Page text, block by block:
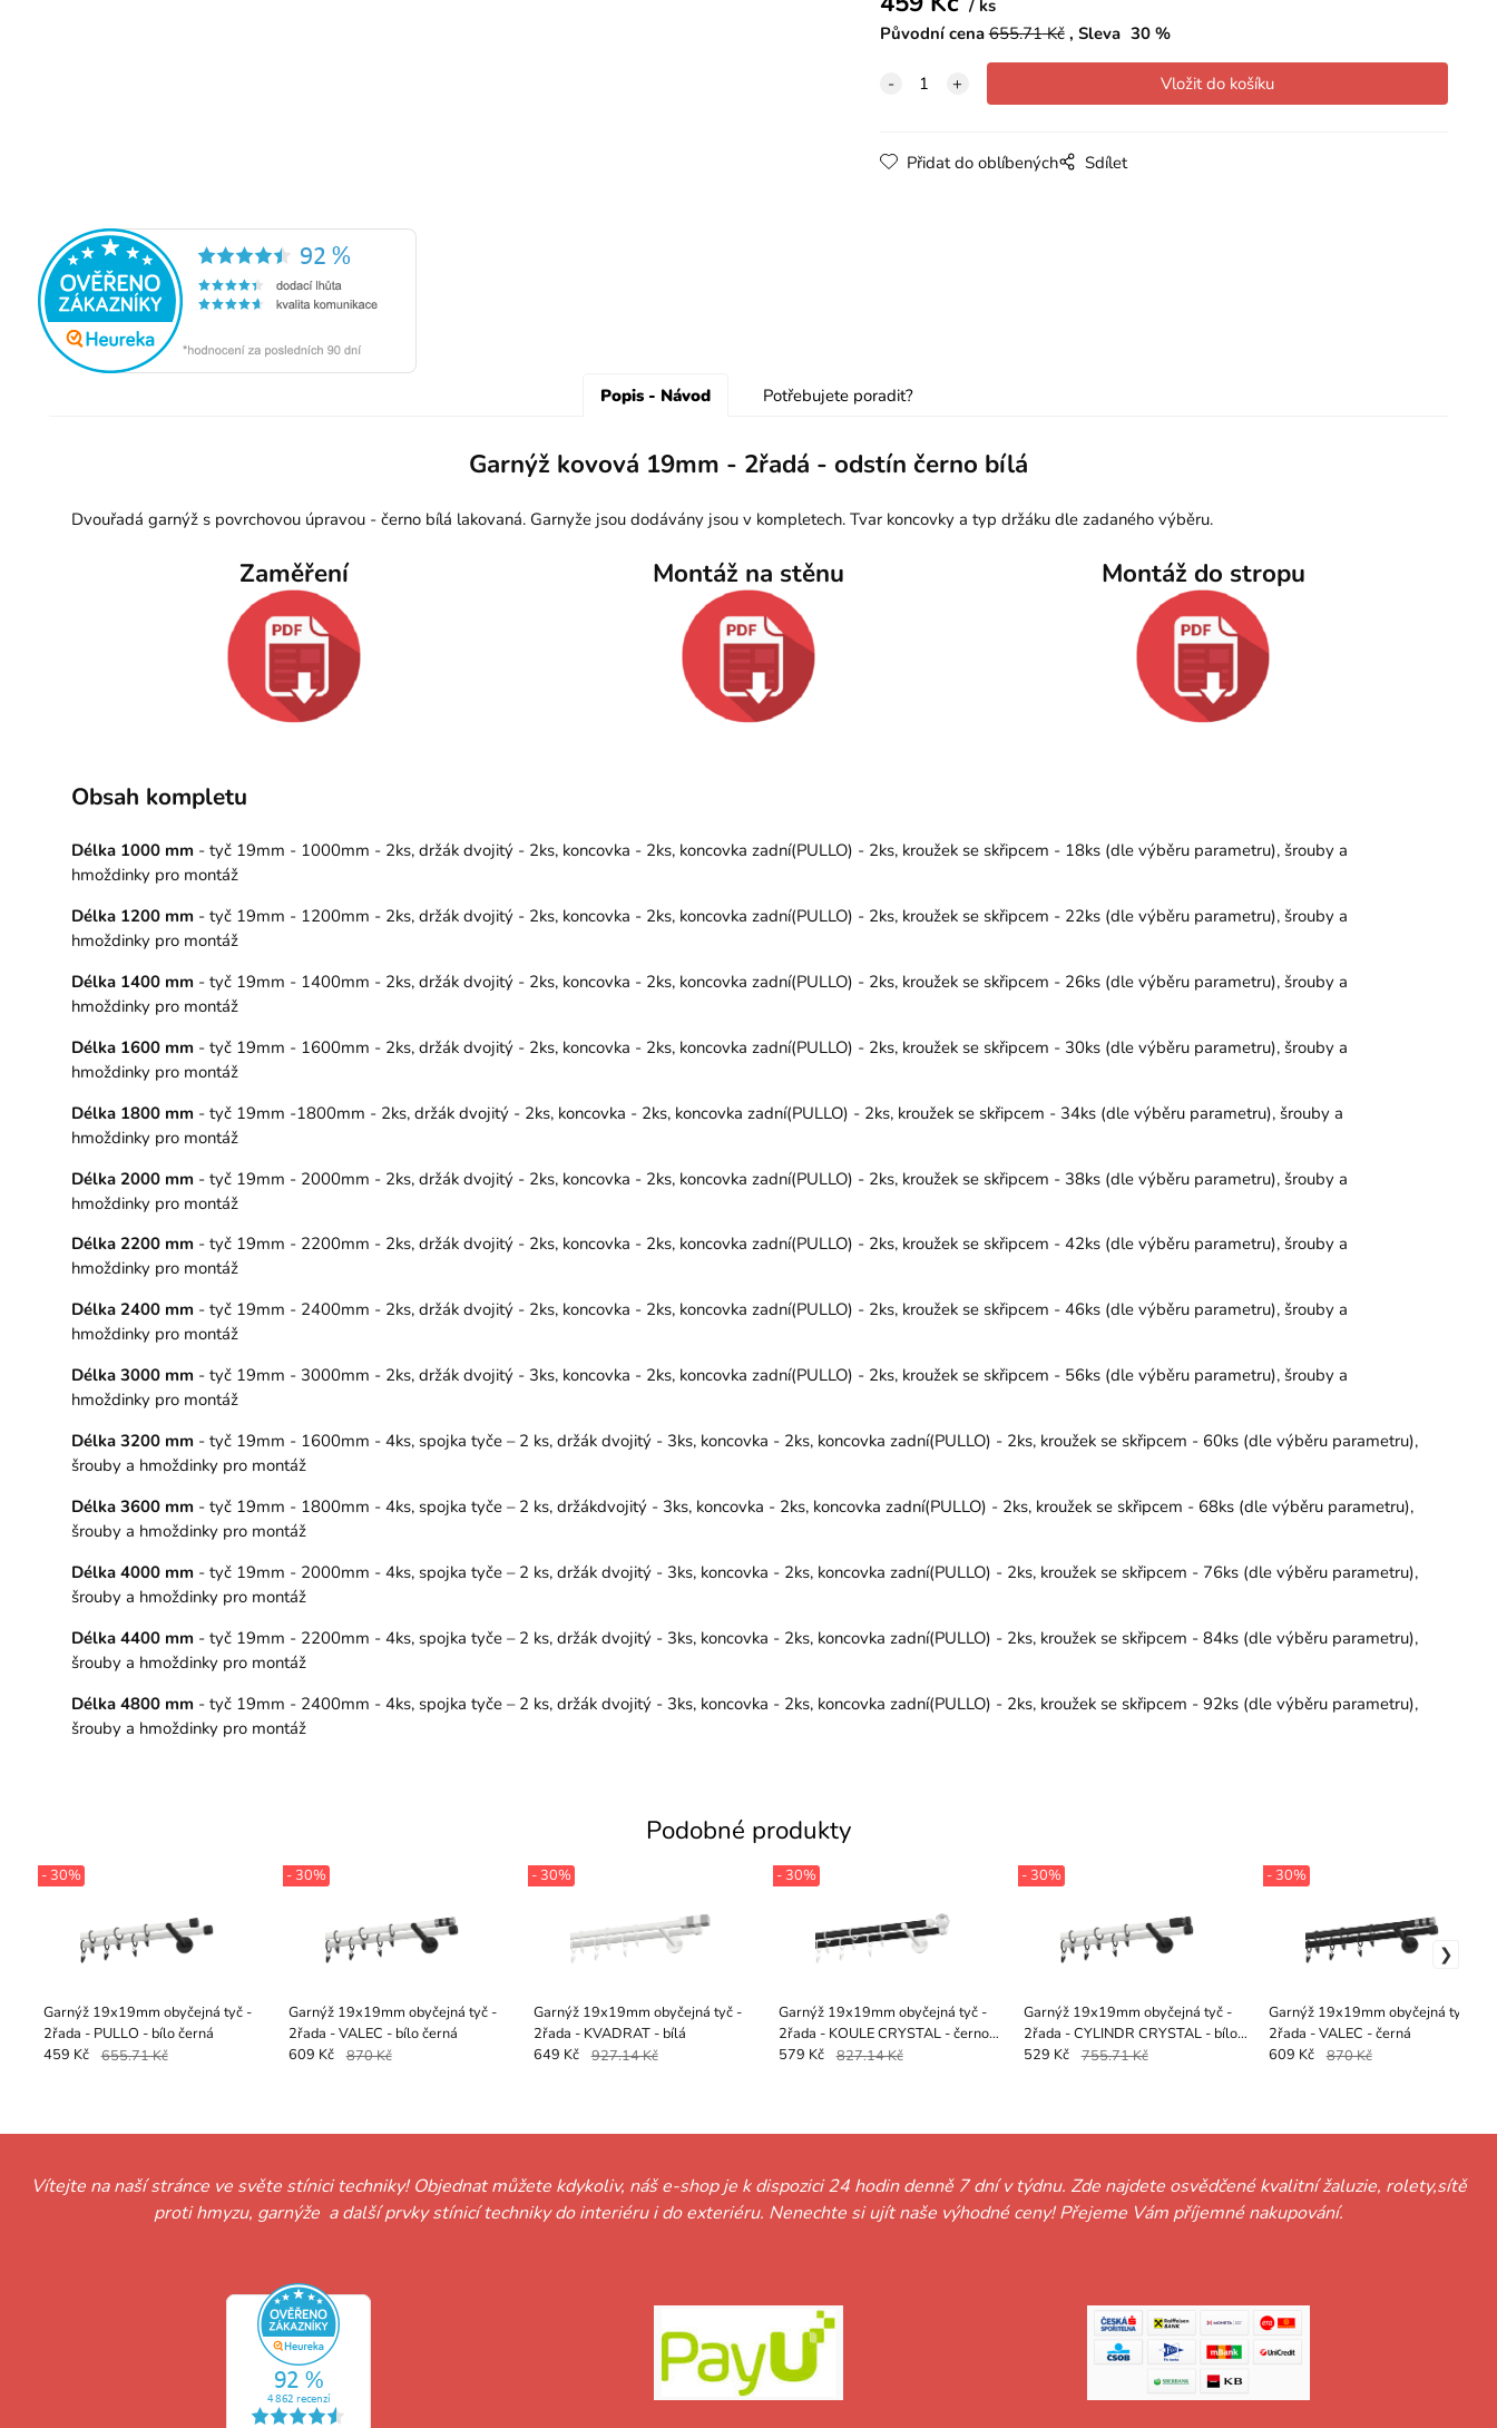
ks
Původní cena 655.71Kč Sleva 30%
Přidat do oblíbených Sdílet
Popis - Návod Potřebujete poradit?
Garnýž kovová 19mm - 2řadá - odstín černo bílá
Dvouřadá garnýž s povrchovou úpravou - černo bílá lakovaná. Garnyže jsou dodávány jsou v kompletech. Tvar koncovky a typ držáku dle zadaného výběru.
Zaměření Montáž na stěnu Montáž do stropu
Obsah kompletu
Délka 1000 mm - tyč 19mm - 1000mm - 2ks, držák dvojitý - 2ks, koncovka - 2ks, koncovka zadní(PULLO) - 2ks, kroužek se skřipcem - 18ks (dle výběru parametru), šrouby a
hmoždinky pro montáž
Délka 1200 mm - tyč 19mm - 1200mm - 2ks, držák dvojitý - 2ks, koncovka - 2ks, koncovka zadní(PULLO) - 2ks, kroužek se skřipcem - 22ks (dle výběru parametru), šrouby a
hmoždinky pro montáž
Délka 1400 mm - tyč 19mm - 1400mm - 2ks, držák dvojitý - 2ks, koncovka - 2ks, koncovka zadní(PULLO) - 2ks, kroužek se skřipcem - 26ks (dle výběru parametru), šrouby a
hmoždinky pro montáž
Délka 1600 mm - tyč 19mm - 1600mm - 2ks, držák dvojitý - 2ks, koncovka - 2ks, koncovka zadní(PULLO) - 2ks, kroužek se skřipcem - 30ks (dle výběru parametru), šrouby a
hmoždinky pro montáž
Délka 1800 mm - tyč 19mm -1800mm - 2ks, držák dvojitý - 2ks, koncovka - 2ks, koncovka zadní(PULLO) - 2ks, kroužek se skřipcem - 34ks (dle výběru parametru), šrouby a
hmoždinky pro montáž
Délka 2000 mm - tyč 19mm - 2000mm - 2ks, držák dvojitý - 2ks, koncovka - 2ks, koncovka zadní(PULLO) - 2ks, kroužek se skřipcem - 38ks (dle výběru parametru), šrouby a
hmoždinky pro montáž
Délka 2200 mm - tyč 19mm - 2200mm - 2ks, držák dvojitý - 2ks, koncovka - 2ks, koncovka zadní(PULLO) - 2ks, kroužek se skřipcem - 42ks (dle výběru parametru), šrouby a
hmoždinky pro montáž
Délka 2400 mm - tyč 19mm - 2400mm - 2ks, držák dvojitý - 2ks, koncovka - 2ks, koncovka zadní(PULLO) - 2ks, kroužek se skřipcem - 46ks (dle výběru parametru), šrouby a
hmoždinky pro montáž
Délka 3000 mm - tyč 19mm - 3000mm - 2ks, držák dvojitý - 3ks, koncovka - 2ks, koncovka zadní(PULLO) - 2ks, kroužek se skřipcem - 56ks (dle výběru parametru), šrouby a
hmoždinky pro montáž
Délka 3200 mm - tyč 19mm - 1600mm - 4ks, spojka tyče – 2 ks, držák dvojitý - 3ks, koncovka - 2ks, koncovka zadní(PULLO) - 2ks, kroužek se skřipcem - 60ks (dle výběru parametru),
šrouby a hmoždinky pro montáž
Délka 3600 mm - tyč 19mm - 1800mm - 4ks, spojka tyče – 2 ks, držákdvojitý - 3ks, koncovka - 2ks, koncovka zadní(PULLO) - 2ks, kroužek se skřipcem - 68ks (dle výběru parametru),
šrouby a hmoždinky pro montáž
Délka 4000 mm - tyč 19mm - 2000mm - 4ks, spojka tyče – 2 ks, držák dvojitý - 3ks, koncovka - 2ks, koncovka zadní(PULLO) - 2ks, kroužek se skřipcem - 76ks (dle výběru parametru),
šrouby a hmoždinky pro montáž
Délka 4400 mm - tyč 19mm - 2200mm - 4ks, spojka tyče – 2 ks, držák dvojitý - 3ks, koncovka - 2ks, koncovka zadní(PULLO) - 2ks, kroužek se skřipcem - 84ks (dle výběru parametru),
šrouby a hmoždinky pro montáž
Délka 4800 mm - tyč 19mm - 2400mm - 4ks, spojka tyče – 2 ks, držák dvojitý - 3ks, koncovka - 2ks, koncovka zadní(PULLO) - 2ks, kroužek se skřipcem - 92ks (dle výběru parametru),
šrouby a hmoždinky pro montáž
Podobné produkty
Garnýž 19x19mm obyčejná tyč -
2řada - PULLO - bílo černá
- 30%
459 Kč 655.71 Kč
Garnýž 19x19mm obyčejná tyč -
2řada - VALEC - bílo černá
- 30%
609 Kč 870 Kč
Garnýž 19x19mm obyčejná tyč -
2řada - KVADRAT - bílá
- 30%
649 Kč 927.14 Kč
Garnýž 19x19mm obyčejná tyč -
2řada - KOULE CRYSTAL - černo
bílá
- 30%
579 Kč 827.14 Kč
Garnýž 19x19mm obyčejná tyč -
2řada - CYLINDR CRYSTAL - bílo
černá
- 30%
529 Kč 755.71 Kč
Garnýž 19x19mm obyčejná tyč -
2řada - VALEC - černá
- 30%
609 Kč 870 Kč
Vítejte na naší stránce ve světe stínici techniky! Objednat můžete kdykoliv, náš e-shop je k dispozici 24 hodin denně 7 dní v týdnu. Zde najdete osvědčené kvalitní žaluzie, rolety,sítě
proti hmyzu, garnýže a další prvky stínicí techniky do interiéru i do exteriéru. Nenechte si ujít naše výhodné ceny! Přejeme Vám příjemné nakupování.